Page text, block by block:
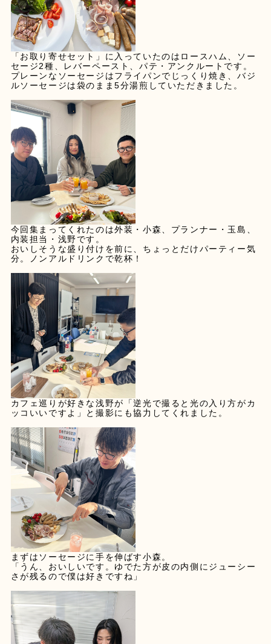
「お取り寄せセット」に入っていたのはロースハム、ソー
セージ2種、レバーペースト、パテ・アンクルートです。
プレーンなソーセージはフライパンでじっくり焼き、バジ
ルソーセージは袋のまま5分湯煎していただきました。
今回集まってくれたのは外装・小森、プランナー・玉島、
内装担当・浅野です。
おいしそうな盛り付けを前に、ちょっとだけパーティー気
分。ノンアルドリンクで乾杯！
カフェ巡りが好きな浅野が「逆光で撮ると光の入り方がカ
ッコいいですよ」と撮影にも協力してくれました。
まずはソーセージに手を伸ばす小森。
「うん、おいしいです。ゆでた方が皮の内側にジューシー
さが残るので僕は好きですね」